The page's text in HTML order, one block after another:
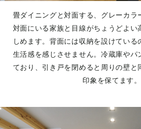
畳ダイニングと対面する、グレーカラ
対面にいる家族と目線がちょうどよい
しめます。背面には収納を設けている
生活感を感じさせません。冷蔵庫やパ
ており、引き戸を閉めると周りの壁と
印象を保てます。